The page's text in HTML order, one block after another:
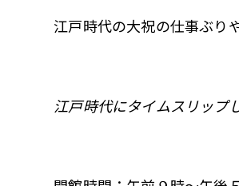
江戸時代の大祝の仕事ぶり
江戸時代にタイムスリップ